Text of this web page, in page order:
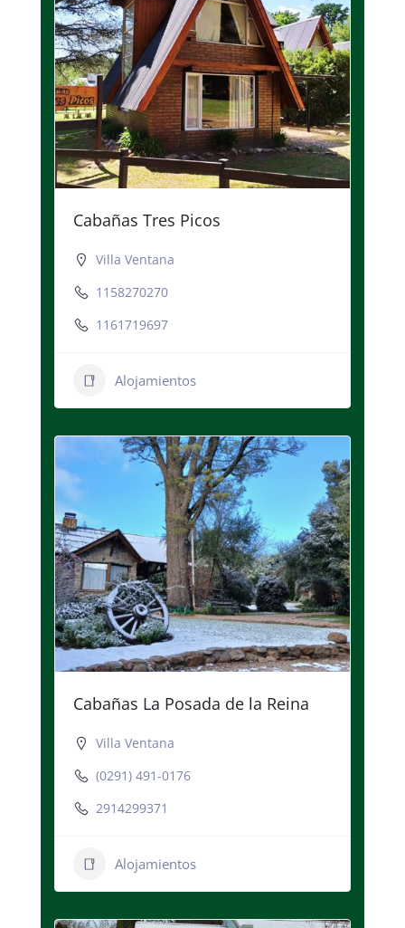
Cabañas Tres Picos
Villa Ventana
1158270270
1161719697
Alojamientos
Cabañas La Posada de la Reina
Villa Ventana
(0291) 491-0176
2914299371
Alojamientos